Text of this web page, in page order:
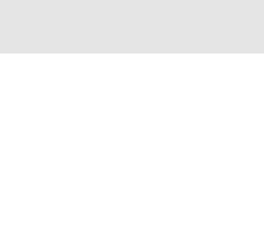
百元購物金！